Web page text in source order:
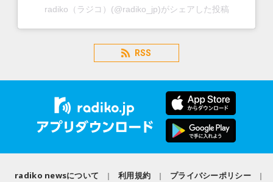
radiko（ラジコ）(@radiko_jp)がシェアした投稿
RSS
radiko newsについて 利用規約
プライバシーポリシー